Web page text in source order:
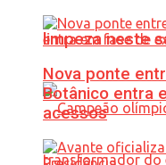
limpeza neste
Nova ponte
Botânico entra
acessos